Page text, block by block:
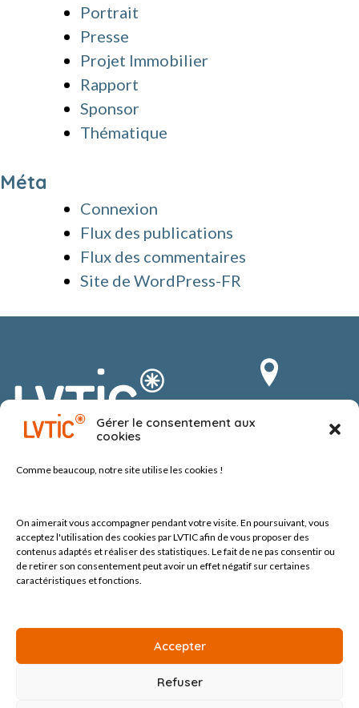
Gérer le consentement aux
cookies
Comme beaucoup, notre siteutilise les cookies !
On aimerait vous accompagner pendant votre visite. En poursuivant, vous
acceptez l'utilisation des cookies par LVTIC afin de vous proposer des
contenus adaptés et réaliser des statistiques. Le fait de ne pas consentir ou
de retirer son consentement peut avoir un effet négatif sur certaines
caractéristiques et fonctions.
Accepter
Refuser
Portrait
Presse
Projet Immobilier
Rapport
Sponsor
Thématique
Méta
Connexion
Flux des publications
Flux des commentaires
Site de WordPress-FR
Route du Vergnolet 8
1070 Puidoux-Chexbres
Tel +41 (0) 21 552 60 10 contact@lvtic.ch